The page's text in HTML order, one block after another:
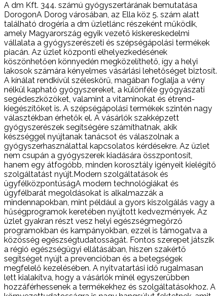
A dm Kft. 344. számú gyógyszertárának bemutatása
DorogonA Dorog városában, az Ella köz 5. szám alatt
található drogéria a dm üzletlánc részeként működik,
amely Magyarország egyik vezető kiskereskedelmi
vállalata a gyógyszerészeti és szépségápolási termékek
piacán. Az üzlet központi elhelyezkedésének
köszönhetően könnyedén megközelíthető, így a helyi
lakosok számára kényelmes vásárlási lehetőséget biztosít.
A kínálat rendkívül széleskörű, magában foglalja a vény
nélkül kapható gyógyszereket, a különféle gyógyászati
segédeszközöket, valamint a vitaminokat és étrend-
kiegészítőket is. A szépségápolási termékek szintén nagy
választékban érhetők el. A vásárlók szakképzett
gyógyszerészek segítségére számíthatnak, akik
készséggel nyújtanak tanácsot és válaszolnak a
gyógyszerhasználattal kapcsolatos kérdésekre. Az üzlet
nem csupán a gyógyszerek kiadására összpontosít,
hanem egy átfogóbb, minden korosztály igényeit kielégítő
szolgáltatást nyújt.Modern szolgáltatások és
ügyfélközpontúságA modern technológiákat és
ügyfélbarát megoldásokat is alkalmazzák a
mindennapokban, mint például a gyors kiszolgálás vagy a
hűségprogramok keretében nyújtott kedvezmények. Az
üzlet gyakran részt vesz helyi egészségmegőrző
programokban és kampányokban, ezzel is támogatva a
közösség egészségtudatosságát. Fontos szerepet játszik
a régió egészségügyi ellátásában, hiszen szakértő
segítséget nyújt a prevencióban és a betegségek
megfelelő kezelésében. A nyitvatartási idő rugalmasan
lett kialakítva, hogy a vásárlók minél egyszerűbben
hozzáférhessenek a termékekhez és szolgáltatásokhoz. A